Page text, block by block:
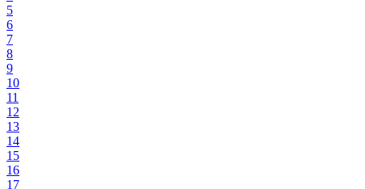
5
6
7
8
9
10
11
12
13
14
15
16
17